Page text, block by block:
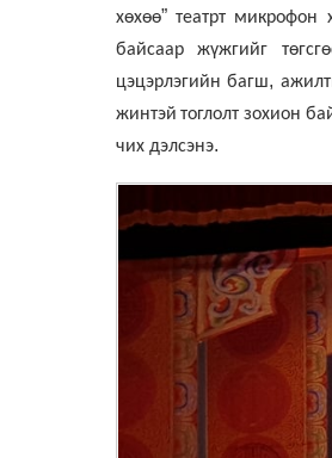
хөхөө” театрт микрофон
байсаар жүжгийг
цэцэрлэгийн багш,
жинтэй тоглолт зохион
чих дэлсэнэ.